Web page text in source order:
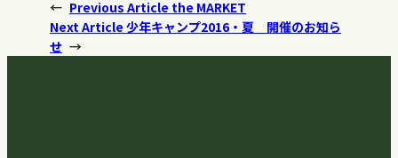
← Previous Article the MARKET
Next Article 少年キャンプ2016・夏 開催のお知ら
せ →